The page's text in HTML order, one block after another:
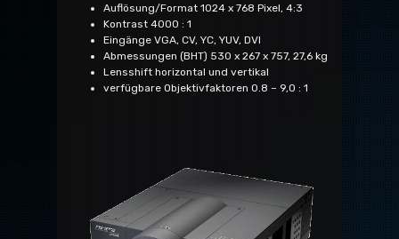
Auflösung/Format 1024 x 768 Pixel, 4:3
Kontrast 4000 : 1
Eingänge VGA, CV, YC, YUV, DVI
Abmessungen (BHT) 530 x 267 x 757, 27,6 kg
Lensshift horizontal und vertikal
verfügbare Objektivfaktoren 0.8 – 9,0 : 1